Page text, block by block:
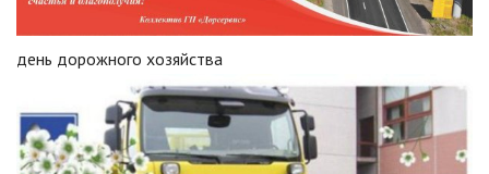
день дорожного хозяйства